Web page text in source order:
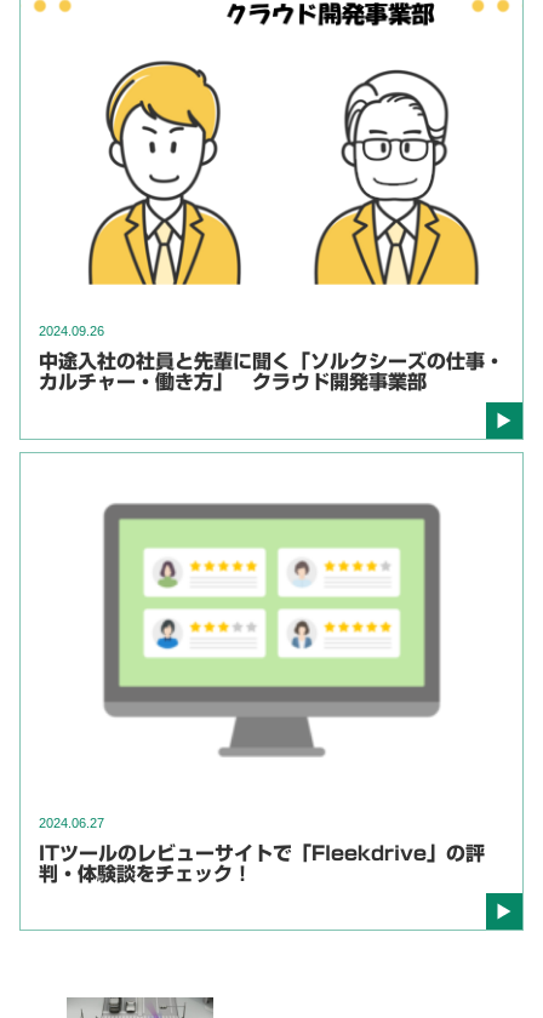
2024.09.26
中途入社の社員と先輩に聞く「ソルクシーズの仕事・
カルチャー・働き方」 クラウド開発事業部
2024.06.27
ITツールのレビューサイトで「Fleekdrive」の評
判・体験談をチェック！